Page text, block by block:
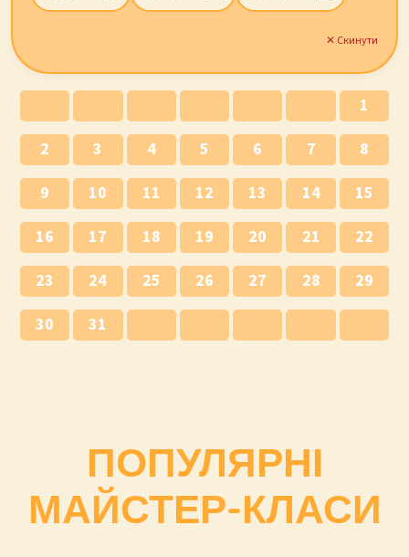
✕ Скинути
1
2
3 4 5 6 7
8
9
10 11 12 13 14
15
16
17 18 19 20 21
22
23
24 25 26 27 28
29
30
31
ПОПУЛЯРНІ
МАЙСТЕР-КЛАСИ